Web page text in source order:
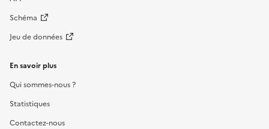
Schéma
Jeu de données
En savoir plus
Qui sommes-nous ?
Statistiques
Contactez-nous